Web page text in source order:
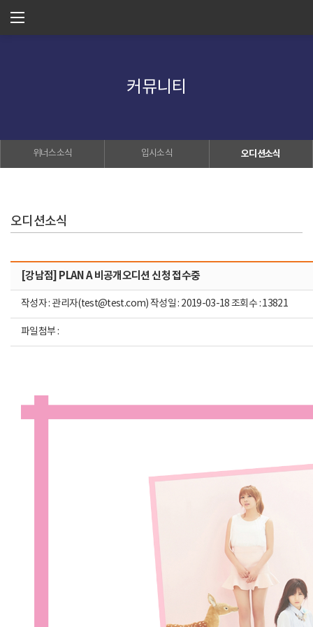
커뮤니티
위너스소식 입시소식 오디션소식
오디션소식
[강남점] PLAN A 비공개오디션 신청 접수중
작성자 : 관리자(test@test.com) 작성일 : 2019-03-18 조회수 : 13821
파일첨부 :